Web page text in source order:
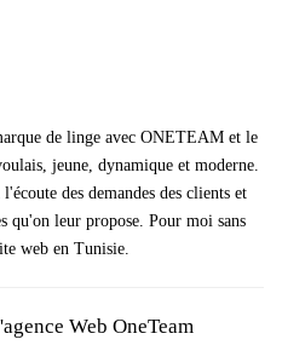
de linge avec ONETEAM et le
jeune, dynamique et moderne.
des demandes des clients et
qu'on leur propose. Pour moi sans
web en Tunisie.
Web OneTeam